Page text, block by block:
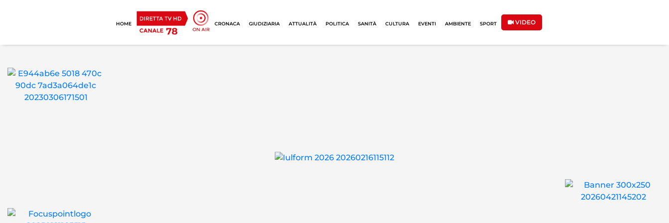
HOME CRONACA GIUDIZIARIA ATTUALITÀ POLITICA SANITÀ CULTURA EVENTI AMBIENTE SPORT VIDEO